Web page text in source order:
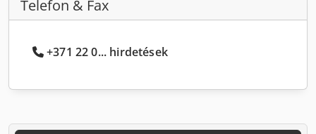
Telefon & Fax
+371 22 0... hirdetések